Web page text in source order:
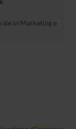
in Marketing e